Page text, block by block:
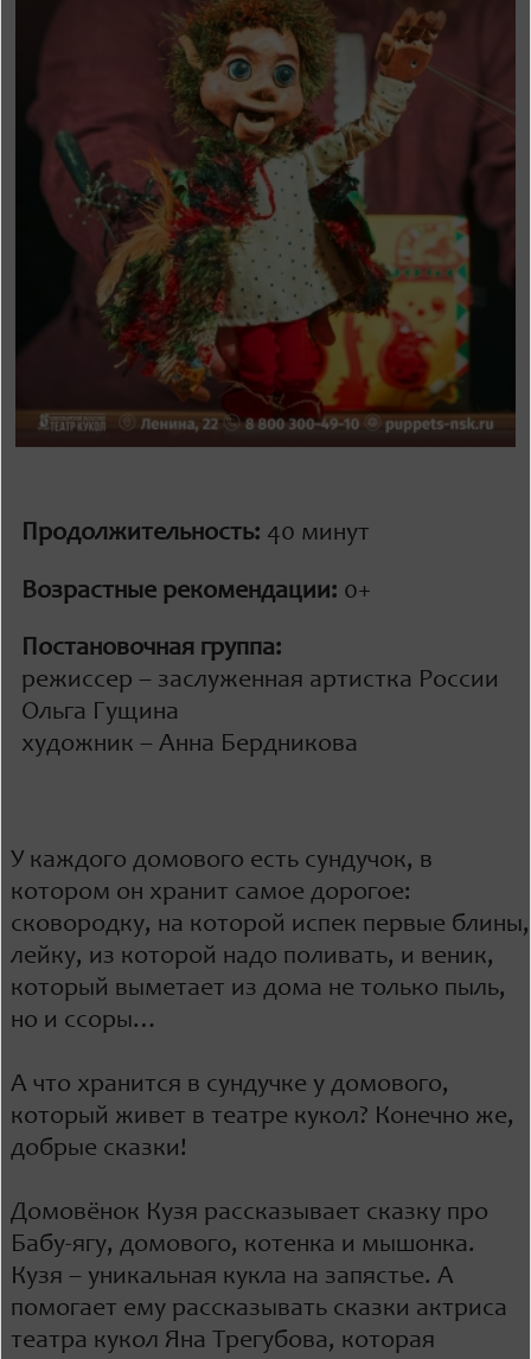
Продолжительность: 40 минут
Возрастные рекомендации: 0+
Постановочная группа:
режиссер – заслуженная артистка России
Ольга Гущина
художник – Анна Бердникова
У каждого домового есть сундучок, в
котором он хранит самое дорогое:
сковородку, на которой испек первые блины,
лейку, из которой надо поливать, и веник,
который выметает из дома не только пыль,
но и ссоры…
А что хранится в сундучке у домового,
который живет в театре кукол? Конечно же,
добрые сказки!
Домовёнок Кузя рассказывает сказку про
Бабу-ягу, домового, котенка и мышонка.
Кузя – уникальная кукла на запястье. А
помогает ему рассказывать сказки актриса
театра кукол Яна Трегубова, которая